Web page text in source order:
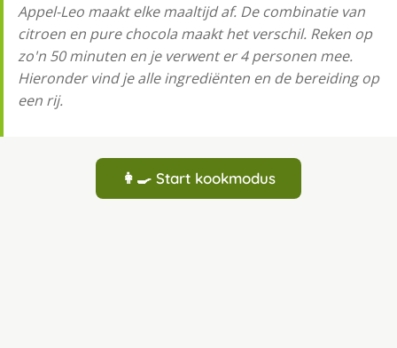
Appel-Leo maakt elke maaltijd af. De combinatie van
citroen en pure chocola maakt het verschil. Reken op
zo'n 50 minuten en je verwent er 4 personen mee.
Hieronder vind je alle ingrediënten en de bereiding op
een rij.
👩‍🍳 Start kookmodus